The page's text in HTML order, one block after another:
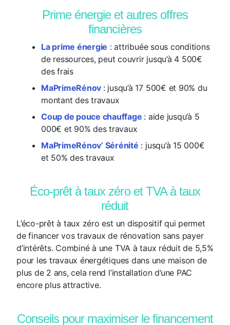
Prime énergie et autres offres
financières
La prime énergie : attribuée sous conditions
de ressources, peut couvrir jusqu’à 4 500€
des frais
MaPrimeRénov : jusqu’à 17 500€ et 90% du
montant des travaux
Coup de pouce chauffage : aide jusqu’à 5
000€ et 90% des travaux
MaPrimeRénov’ Sérénité : jusqu’à 15 000€
et 50% des travaux
Éco-prêt à taux zéro et TVA à taux
réduit
L’éco-prêt à taux zéro est un dispositif qui permet
de financer vos travaux de rénovation sans payer
d’intérêts. Combiné à une TVA à taux réduit de 5,5%
pour les travaux énergétiques dans une maison de
plus de 2 ans, cela rend l’installation d’une PAC
encore plus attractive.
Conseils pour maximiser le financement